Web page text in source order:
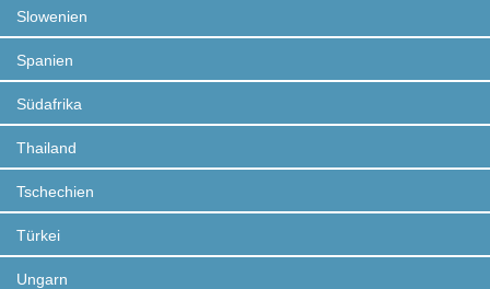
Slowenien
Spanien
Südafrika
Thailand
Tschechien
Türkei
Ungarn